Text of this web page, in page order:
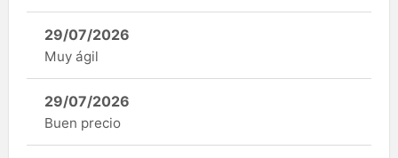
29/07/2026
Muy ágil
29/07/2026
Buen precio